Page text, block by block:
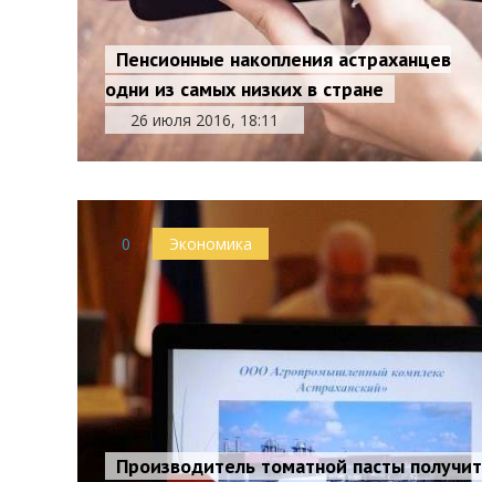
Пенсионные накопления астраханцев
одни из самых низких в стране
26 июля 2016, 18:11
0 Экономика
Производитель томатной пасты получит